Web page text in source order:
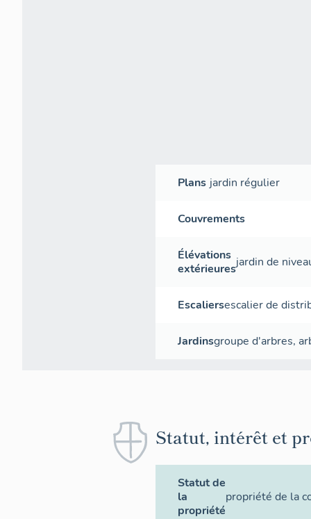
Plans jardin régulier
Couvrements
Élévations
extérieuresjardin de
Escaliersescalier de
Jardinsgroupe d'arbres,
Statut, intérêt et
Statut de
la
propriété
propriété de la